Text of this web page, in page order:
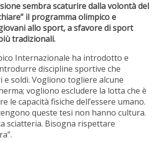
sembra scaturire dalla volontà del
il programma olimpico e
allo sport, a sfavore di sport
tradizionali.
Internazionale ha introdotto e
discipline sportive che
soldi. Vogliono togliere alcune
vogliono escludere la lotta che è
le capacità fisiche dell’essere umano.
queste tesi non hanno cultura.
sciatteria. Bisogna rispettare